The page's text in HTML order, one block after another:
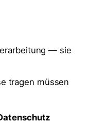
— sie
tragen müssen